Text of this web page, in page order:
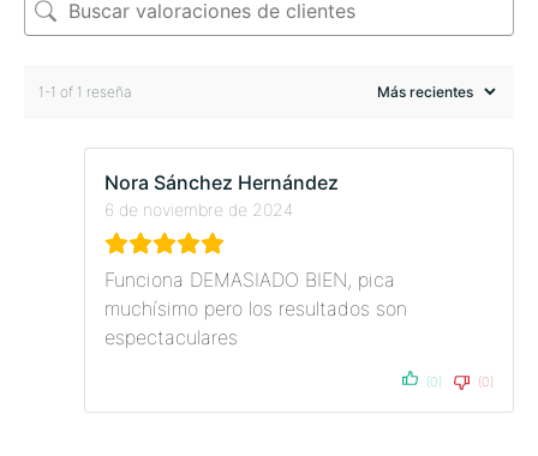
1-1 of 1 reseña
Nora Sánchez Hernández
6 de noviembre de 2024
Funciona DEMASIADO BIEN, pica
muchísimo pero los resultados son
espectaculares
(0) (0)